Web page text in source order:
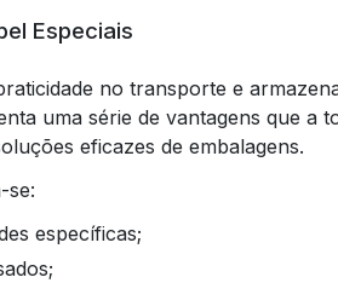
Especiais
no transporte e
uma série de vantagens que a
eficazes de embalagens.
se:
específicas;